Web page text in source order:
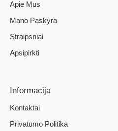
Apie Mus
Mano Paskyra
Straipsniai
Apsipirkti
Informacija
Kontaktai
Privatumo Politika